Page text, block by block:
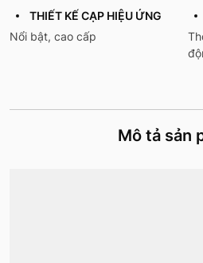
THIẾT KẾ CẠP HIỆU ỨNG
Nổi bật, cao cấp
Mô tả sản